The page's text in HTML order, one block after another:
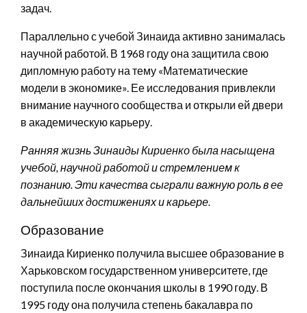
задач.
Параллельно с учебой Зинаида активно занималась
научной работой. В 1968 году она защитила свою
дипломную работу на тему «Математические
модели в экономике». Ее исследования привлекли
внимание научного сообщества и открыли ей двери
в академическую карьеру.
Ранняя жизнь Зинаиды Кириенко была насыщена
учебой, научной работой и стремлением к
познанию. Эти качества сыграли важную роль в ее
дальнейших достижениях и карьере.
Образование
Зинаида Кириенко получила высшее образование в
Харьковском государственном университете, где
поступила после окончания школы в 1990 году. В
1995 году она получила степень бакалавра по